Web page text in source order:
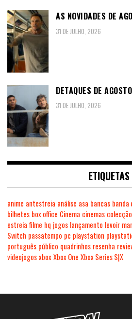
AS NOVIDADES DE
31 DE JULHO, 2026
DETAQUES DE
31 DE JULHO, 2026
ETIQUETAS
anime antestreia análise asa bancas banda
bilhetes box office Cinema cinemas colecção
estreia filme hq jogos lançamento levoir
Switch passatempo pc playstation
português público quadrinhos resenha
videojogosxboxXbox One Xbox Series S|X